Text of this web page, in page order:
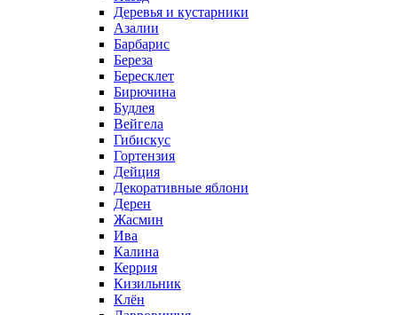
Деревья и кустарники
Азалии
Барбарис
Береза
Бересклет
Бирючина
Будлея
Вейгела
Гибискус
Гортензия
Дейция
Декоративные яблони
Дерен
Жасмин
Ива
Калина
Керрия
Кизильник
Клён